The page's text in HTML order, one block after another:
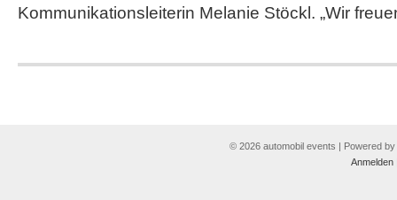
Kommunikationsleiterin Melanie Stöckl. „Wir
© 2026 automobil events | Powered by
Anmelden|